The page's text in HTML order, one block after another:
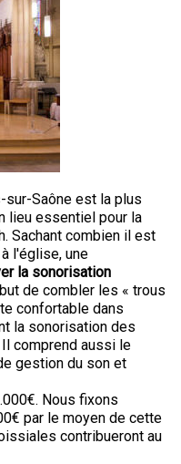
sur-Saône est la plus
lieu essentiel pour la
Sachant combien il est
l'église, une
la sonorisation
de combler les « trous
confortable dans
la sonorisation des
comprend aussi le
gestion du son et
Nous fixons
par le moyen de cette
contribueront au